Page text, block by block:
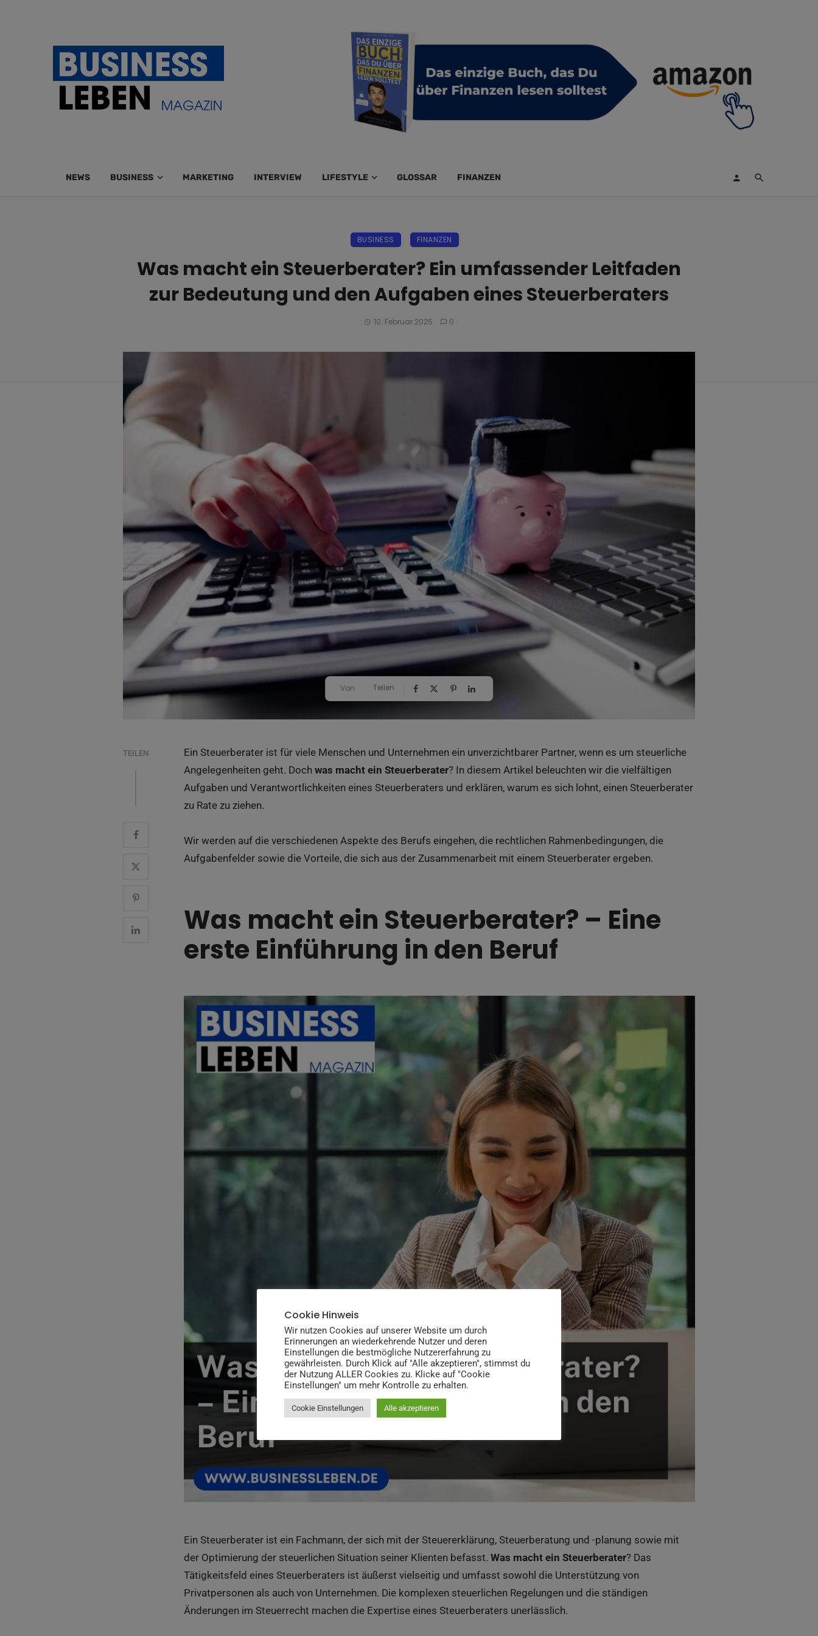
NEWS BUSINESS MARKETING INTERVIEW LIFESTYLE GLOSSAR FINANZEN
BUSINESS FINANZEN
Was macht ein Steuerberater? Ein umfassender Leitfaden
zur Bedeutung und den Aufgaben eines Steuerberaters
10. Februar 2025 0
Von Teilen
TEILEN
Ein Steuerberater ist für viele Menschen und Unternehmen ein unverzichtbarer Partner, wenn es um steuerliche
Angelegenheiten geht. Doch was macht ein Steuerberater? In diesem Artikel beleuchten wir die vielfältigen
Aufgaben und Verantwortlichkeiten eines Steuerberaters und erklären, warum es sich lohnt, einen Steuerberater
zu Rate zu ziehen.
Wir werden auf die verschiedenen Aspekte des Berufs eingehen, die rechtlichen Rahmenbedingungen, die
Aufgabenfelder sowie die Vorteile, die sich aus der Zusammenarbeit mit einem Steuerberater ergeben.
Was macht ein Steuerberater? – Eine
erste Einführung in den Beruf
Ein Steuerberater ist ein Fachmann, der sich mit der Steuererklärung, Steuerberatung und -planung sowie mit
der Optimierung der steuerlichen Situation seiner Klienten befasst. Was macht ein Steuerberater? Das
Tätigkeitsfeld eines Steuerberaters ist äußerst vielseitig und umfasst sowohl die Unterstützung von
Privatpersonen als auch von Unternehmen. Die komplexen steuerlichen Regelungen und die ständigen
Änderungen im Steuerrecht machen die Expertise eines Steuerberaters unerlässlich.
Cookie Hinweis
Wir nutzen Cookies auf unserer Website um durch
Erinnerungen an wiederkehrende Nutzer und deren
Einstellungen die bestmögliche Nutzererfahrung zu
gewährleisten. Durch Klick auf "Alle akzeptieren", stimmst du
der Nutzung ALLER Cookies zu. Klicke auf "Cookie
Einstellungen" um mehr Kontrolle zu erhalten.
Cookie Einstellungen Alle akzeptieren